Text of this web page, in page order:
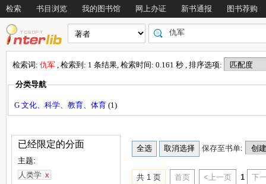
检索 书目浏览 我的图书馆 网上办证 新书通报 图书荐购
检索词: 仇军 , 检索到: 1 条结果, 检索时间: 0.161 秒 , 排序选项:
分类导航
G 文化、科学、教育、体育 (1)
已经限定的分面
主题:
人类学 x
保存至书单:
共 1 页 首页 <上一页 1 下